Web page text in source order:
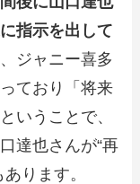
指示を出して
ジャニー喜多
ており「将来
いうことで、
達也さんが“再
ります。